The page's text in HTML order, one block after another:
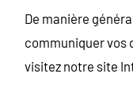
De manière
communiquer vos
visitez notre site